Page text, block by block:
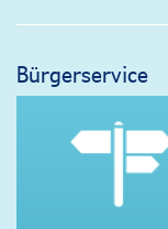
Bürgerservice